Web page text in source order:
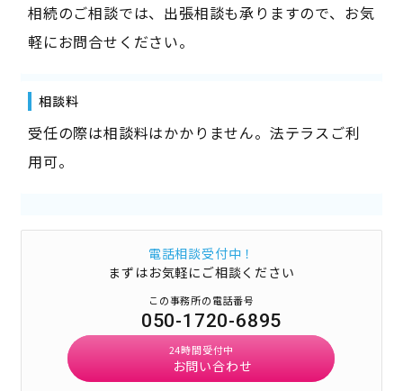
相続のご相談では、出張相談も承りますので、お気
軽にお問合せください。
相談料
受任の際は相談料はかかりません。法テラスご利
用可。
電話相談受付中！
まずはお気軽にご相談ください
この事務所の電話番号
050-1720-6895
24時間受付中
お問い合わせ